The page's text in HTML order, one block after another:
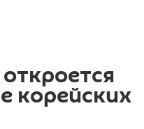
корейских